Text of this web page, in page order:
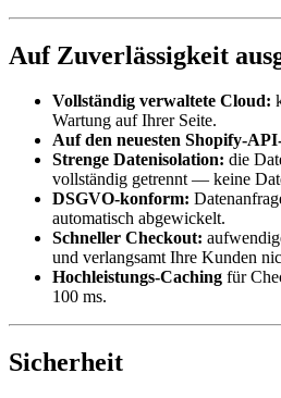
Auf Zuverlässigkeit
Vollständig verwaltete Cloud:
Wartung auf Ihrer Seite.
Auf den neuesten Shopify-
Strenge Datenisolation: die
vollständig getrennt — keine
DSGVO-konform:
automatisch abgewickelt.
Schneller Checkout:
und verlangsamt Ihre Kunden
Hochleistungs-Caching für
100 ms.
Sicherheit